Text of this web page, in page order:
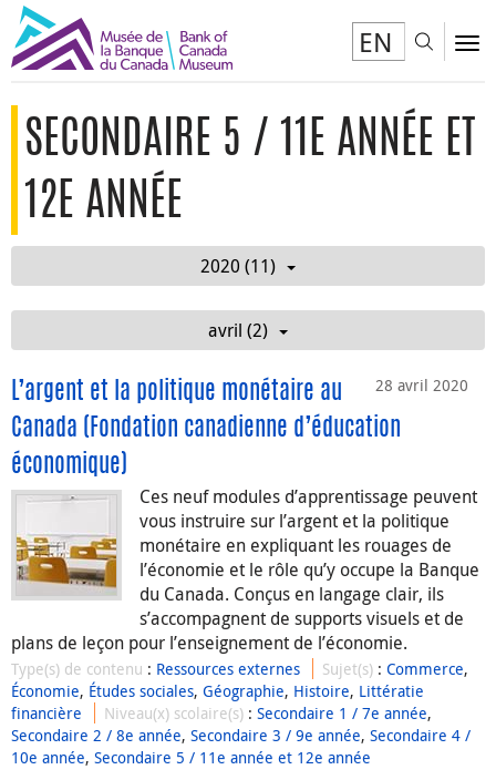
EN
SECONDAIRE 5 / 11E ANNÉE ET
12E ANNÉE
2020 (11)
avril (2)
28 avril 2020
L’argent et la politique monétaire au
Canada (Fondation canadienne d’éducation
économique)
Ces neuf modules d’apprentissage peuvent
vous instruire sur l’argent et la politique
monétaire en expliquant les rouages de
l’économie et le rôle qu’y occupe la Banque
du Canada. Conçus en langage clair, ils
s’accompagnent de supports visuels et de
plans de leçon pour l’enseignement de l’économie.
Type(s) de contenu : Ressources externes Sujet(s) :Commerce,
Économie, Études sociales, Géographie, Histoire, Littératie
financière
Niveau(x) scolaire(s) :Secondaire 1 / 7e année,
Secondaire 2 / 8e année, Secondaire 3 / 9e année, Secondaire 4 /
10e année, Secondaire 5 / 11e année et 12e année